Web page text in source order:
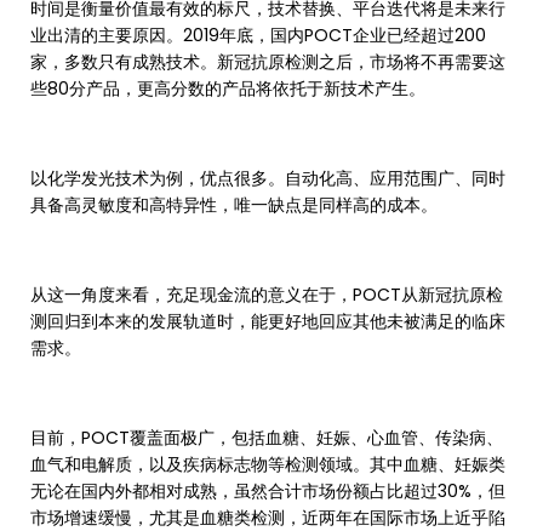
时间是衡量价值最有效的标尺，技术替换、平台迭代将是未来行
业出清的主要原因。2019年底，国内POCT企业已经超过200
家，多数只有成熟技术。新冠抗原检测之后，市场将不再需要这
些80分产品，更高分数的产品将依托于新技术产生。
以化学发光技术为例，优点很多。自动化高、应用范围广、同时
具备高灵敏度和高特异性，唯一缺点是同样高的成本。
从这一角度来看，充足现金流的意义在于，POCT从新冠抗原检
测回归到本来的发展轨道时，能更好地回应其他未被满足的临床
需求。
目前，POCT覆盖面极广，包括血糖、妊娠、心血管、传染病、
血气和电解质，以及疾病标志物等检测领域。其中血糖、妊娠类
无论在国内外都相对成熟，虽然合计市场份额占比超过30%，但
市场增速缓慢，尤其是血糖类检测，近两年在国际市场上近乎陷